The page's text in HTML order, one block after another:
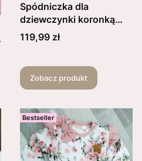
Spódniczka dla
dziewczynki koronką
oraz opaską kolor jasny
Cena
119,99 zł
Zobacz produkt
Bestseller